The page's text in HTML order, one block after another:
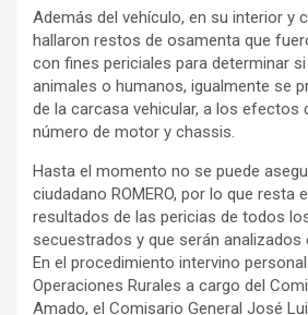
Además del vehículo, en su interior y
hallaron restos de osamenta que
con fines periciales para determinar
animales o humanos, igualmente se
de la carcasa vehicular, a los efectos
número de motor y chassis.
Hasta el momento no se puede
ciudadano ROMERO, por lo que resta
resultados de las pericias de todos
secuestrados y que serán analizados
En el procedimiento intervino
Operaciones Rurales a cargo del
Amado, el Comisario General José